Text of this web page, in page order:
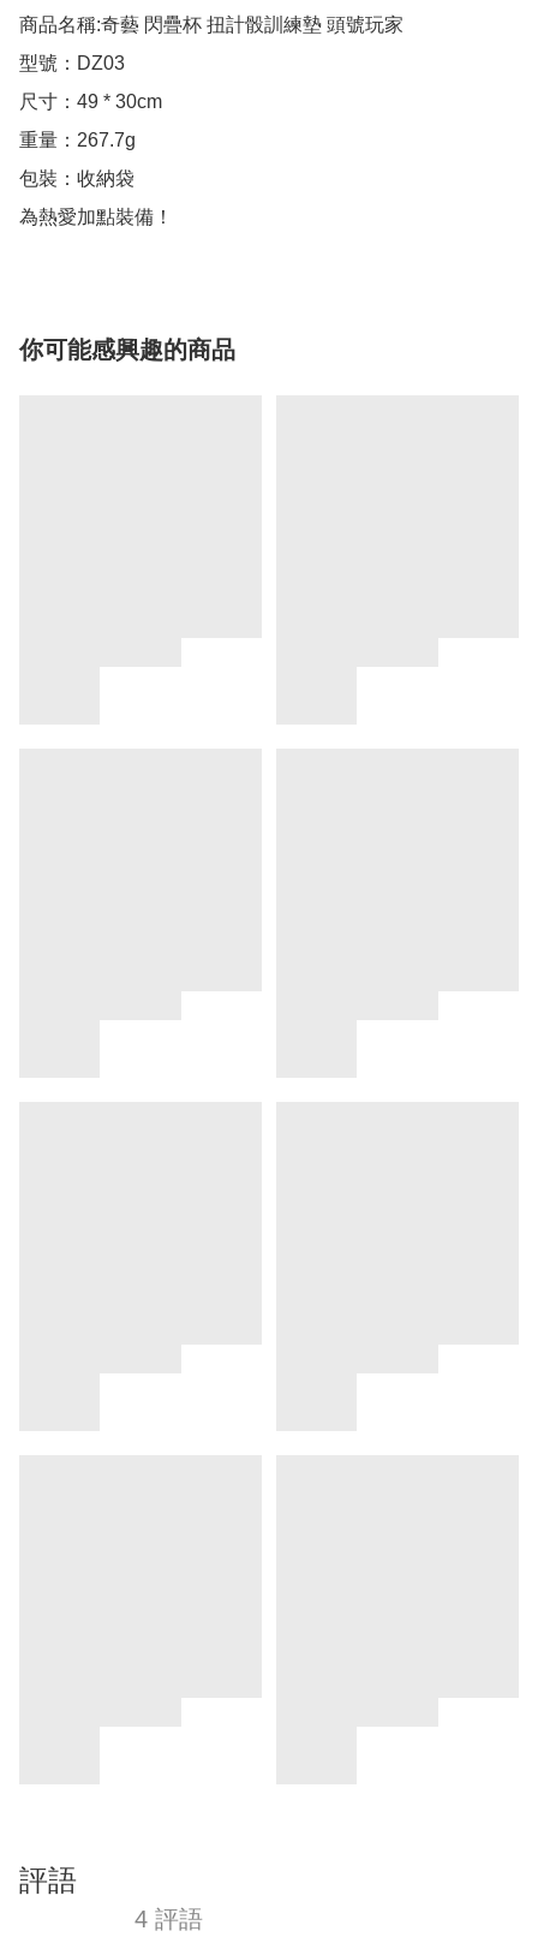
商品名稱:奇藝 閃疊杯 扭計骰訓練墊 頭號玩家
型號：DZ03
尺寸：49 * 30cm
重量：267.7g
包裝：收納袋
你可能感興趣的商品
評語
4 評語